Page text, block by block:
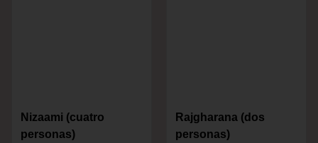
Nizaami (cuatro
personas)
Rajgharana (dos
personas)